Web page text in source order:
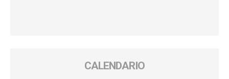
CALENDARIO